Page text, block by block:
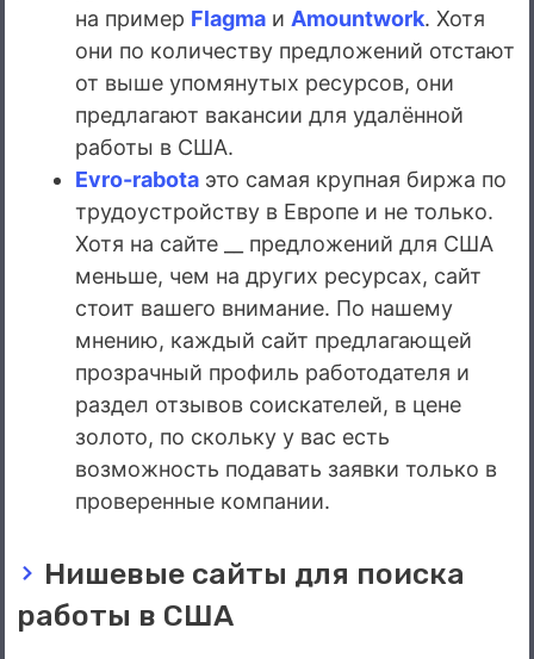
на пример Flagma и Amountwork. Хотя
они по количеству предложений отстают
от выше упомянутых ресурсов, они
предлагают вакансии для удалённой
работы в США.
Evro-rabota это самая крупная биржа по
трудоустройству в Европе и не только.
Хотя на сайте __ предложений для США
меньше, чем на других ресурсах, сайт
стоит вашего внимание. По нашему
мнению, каждый сайт предлагающей
прозрачный профиль работодателя и
раздел отзывов соискателей, в цене
золото, по скольку у вас есть
возможность подавать заявки только в
проверенные компании.
Нишевые сайты для поиска
работы в США